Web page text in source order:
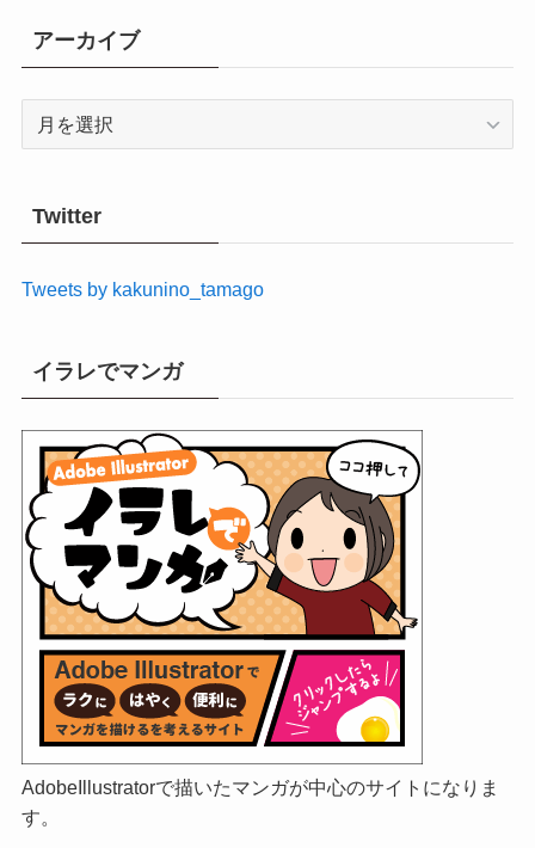
アーカイブ
Twitter
Tweets by kakunino_tamago
イラレでマンガ
AdobeIllustratorで描いたマンガが中心のサイトになりま
す。